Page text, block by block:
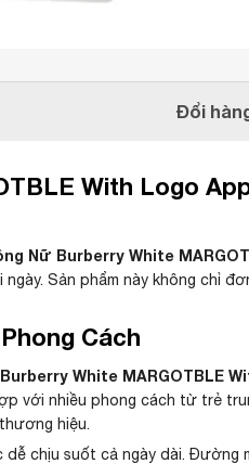
Đổi
With Logo
Nữ Burberry White
Sản phẩm này không chỉ
Cách
White MARGOTBLE
với nhiều phong cách từ trẻ
hiệu.
dễ chịu suốt cả ngày dài.